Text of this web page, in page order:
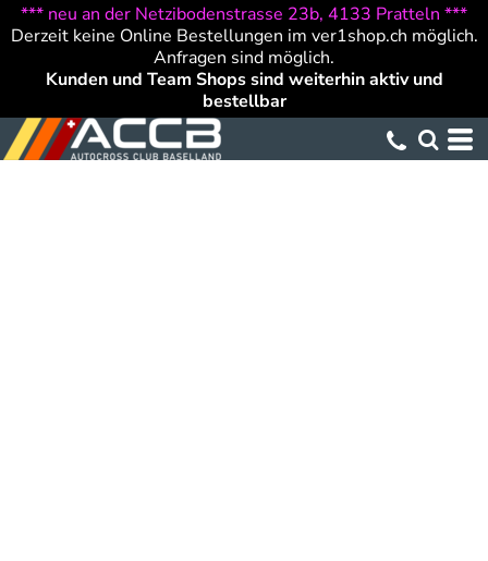
*** neu an der Netzibodenstrasse 23b, 4133 Pratteln ***
Derzeit keine Online Bestellungen im ver1shop.ch möglich.
Anfragen sind möglich.
Kunden und Team Shops sind weiterhin aktiv und
bestellbar